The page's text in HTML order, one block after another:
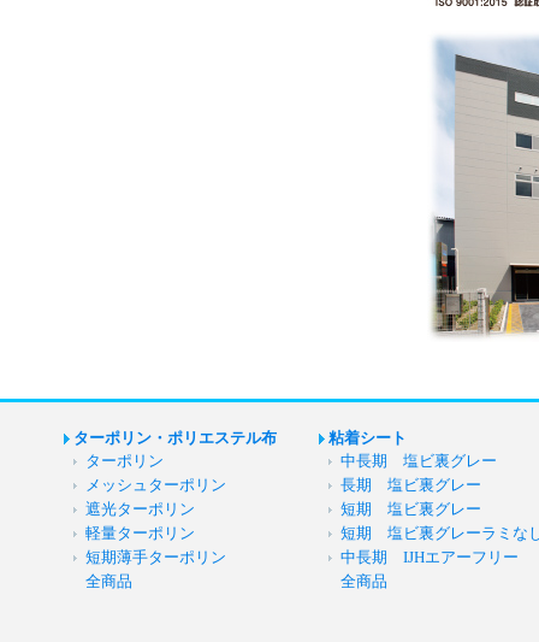
ターポリン・ポリエステル布
ターポリン
メッシュターポリン
遮光ターポリン
軽量ターポリン
短期薄手ターポリン
全商品
粘着シート
中長期 塩ビ裏グレー
長期 塩ビ裏グレー
短期 塩ビ裏グレー
短期 塩ビ裏グレーラミな
中長期 IJHエアーフリー
全商品